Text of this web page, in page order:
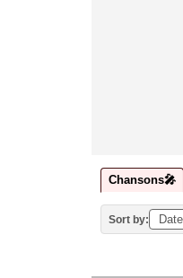
Chansons🎤
Sort by: